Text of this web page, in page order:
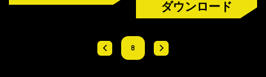
ダウンロード
8